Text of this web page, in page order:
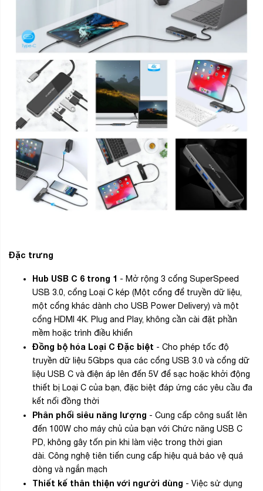
Đặc trưng
Hub USB C 6 trong 1 - Mở rộng 3 cổng SuperSpeed ​​
USB 3.0, cổng Loại C kép (Một cổng để truyền dữ liệu,
một cổng khác dành cho USB Power Delivery) và một
cổng HDMI 4K. Plug and Play, không cần cài đặt phần
mềm hoặc trình điều khiển
Đồng bộ hóa Loại C Đặc biệt - Cho phép tốc độ
truyền dữ liệu 5Gbps qua các cổng USB 3.0 và cổng dữ
liệu USB C và điện áp lên đến 5V để sạc hoặc khởi động
thiết bị Loại C của bạn, đặc biệt đáp ứng các yêu cầu đa
kết nối đồng thời
Phân phối siêu năng lượng - Cung cấp công suất lên
đến 100W cho máy chủ của bạn với Chức năng USB C
PD, không gây tốn pin khi làm việc trong thời gian
dài. Công nghệ tiên tiến cung cấp hiệu quả bảo vệ quá
dòng và ngắn mạch
Thiết kế thân thiện với người dùng - Việc sử dụng